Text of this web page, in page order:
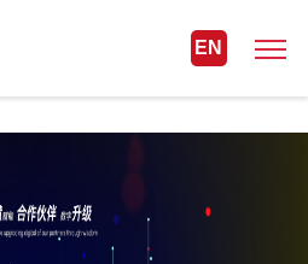
戏(中国)官方网站
EN